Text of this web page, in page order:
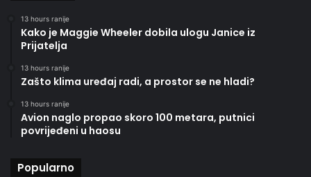
13 hours ranije
Kako je Maggie Wheeler dobila ulogu Janice iz
Prijatelja
13 hours ranije
Zašto klima uređaj radi, a prostor se ne hladi?
13 hours ranije
Avion naglo propao skoro 100 metara, putnici
povrijeđeni u haosu
Popularno